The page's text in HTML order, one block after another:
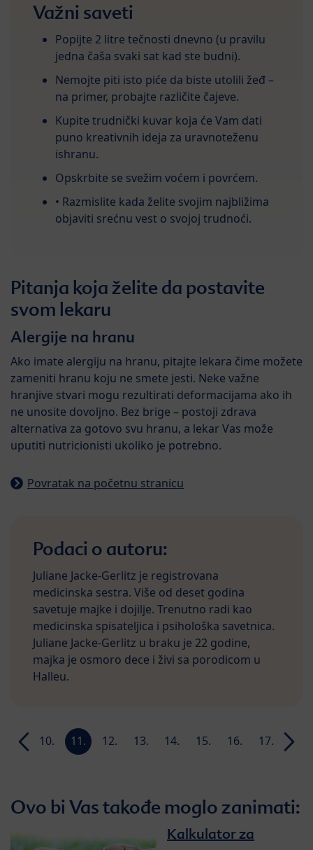
Važni saveti
Popijte 2 litre tečnosti dnevno (u pravilu
jedna čaša svaki sat kad ste budni).
Nemojte piti isto piće da biste utolili žeđ –
na primer, probajte različite čajeve.
Kupite trudnički kuvar koja će Vam dati
puno kreativnih ideja za uravnoteženu
ishranu.
Opskrbite se svežim voćem i povrćem.
• Razmislite kada želite svojim najbližima
objaviti srećnu vest o svojoj trudnoći.
Pitanja koja želite da postavite
svom lekaru
Alergije na hranu
Ako imate alergiju na hranu, pitajte lekara čime možete
zameniti hranu koju ne smete jesti. Neke važne
hranjive stvari mogu rezultirati deformacijama ako ih
ne unosite dovoljno. Bez brige – postoji zdrava
alternativa za gotovo svu hranu, a lekar Vas može
uputiti nutricionisti ukoliko je potrebno.
Povratak na početnu stranicu
Podaci o autoru:
Juliane Jacke-Gerlitz je registrovana
medicinska sestra. Više od deset godina
savetuje majke i dojilje. Trenutno radi kao
medicinska spisateljica i psihološka savetnica.
Juliane Jacke-Gerlitz u braku je 22 godine,
majka je osmoro dece i živi sa porodicom u
Halleu.
9.
10.
11.
12.
13.
14.
15.
16.
17.
18.
Ovo bi Vas takođe moglo zanimati:
Kalkulator za